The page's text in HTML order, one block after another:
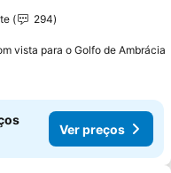
294
vista para o Golfo de Ambrácia
Ver preços